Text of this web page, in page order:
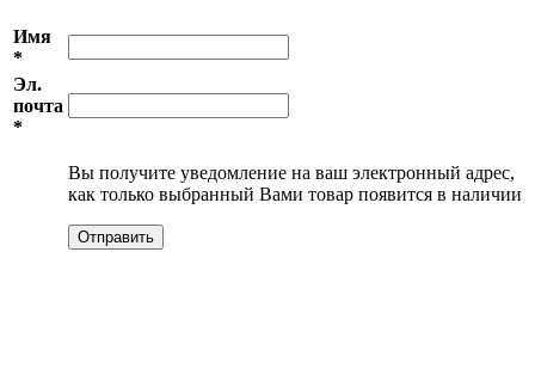
Имя
*
Эл.
почта
*
Вы получите уведомление на ваш электронный адрес,
как только выбранный Вами товар появится в наличии